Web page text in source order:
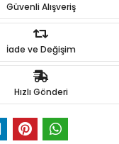
Güvenli Alışveriş
İade ve Değişim
Hızlı Gönderi